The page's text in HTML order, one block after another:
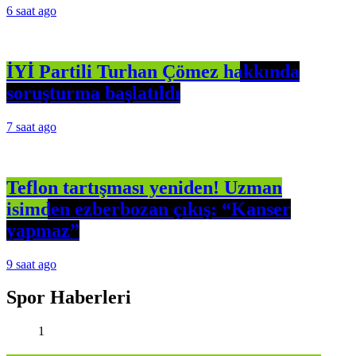
6 saat ago
İYİ Partili Turhan Çömez hakkında
soruşturma başlatıldı
7 saat ago
Teflon tartışması yeniden! Uzman
isimden ezberbozan çıkış: “Kanser
yapmaz”
9 saat ago
Spor Haberleri
1